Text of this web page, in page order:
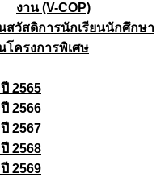
งาน (V-COP)
สวัสดิการนักเรียนนักศึกษา
โครงการพิเศษ
2565
2566
2567
2568
2569